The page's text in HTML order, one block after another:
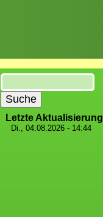
Suche
Letzte Aktualisierung
Di., 04.08.2026 - 14:44